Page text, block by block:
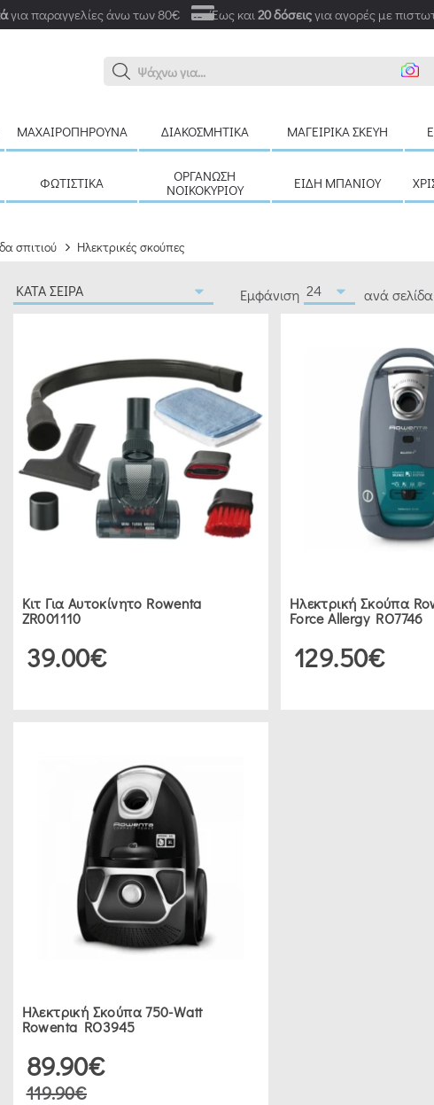
για παραγγελίες άνω των 80€ Έως και20 δόσειςγια αγορές με
Αναζ
ΜΑΧΑΙΡΟΠΉΡΟΥΝΑ ΔΙΑΚΟΣΜΗΤΙΚΆ ΜΑΓΕΙΡΙΚΆ ΣΚΕΎΗ
ΦΩΤΙΣΤΙΚΆ
ΟΡΓΆΝΩΣΗ
ΝΟΙΚΟΚΥΡΙΟΎ
ΕΊΔΗ ΜΠΆΝΙΟΥ
σπιτιού Ηλεκτρικές σκούπες
Εμφάνιση ανά σελίδα
Κιτ Για Αυτοκίνητο Rowenta
ZR001110
39.00€
Ηλεκτρική Σκούπα
Force Allergy RO7746
129.50€
Ηλεκτρική Σκούπα 750-Watt
Rowenta RO3945
89.90€
119.90€